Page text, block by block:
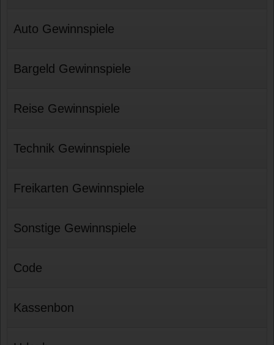
Auto Gewinnspiele
Bargeld Gewinnspiele
Reise Gewinnspiele
Technik Gewinnspiele
Freikarten Gewinnspiele
Sonstige Gewinnspiele
Code
Kassenbon